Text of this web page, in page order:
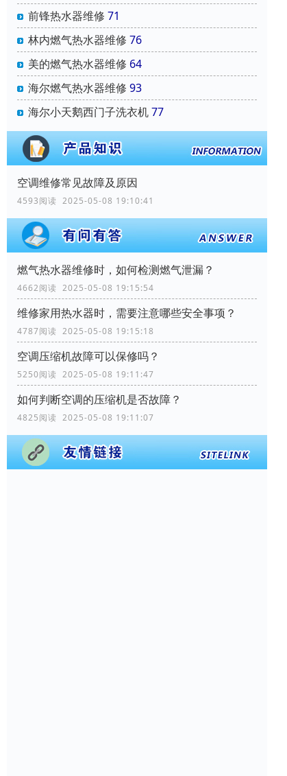
前锋热水器维修 71
林内燃气热水器维修 76
美的燃气热水器维修 64
海尔燃气热水器维修 93
海尔小天鹅西门子洗衣机77
空调维修常见故障及原因
4593阅读 2025-05-08 19:10:41
燃气热水器维修时，如何检测燃气泄漏？
4662阅读 2025-05-08 19:15:54
维修家用热水器时，需要注意哪些安全事项？
4787阅读 2025-05-08 19:15:18
空调压缩机故障可以保修吗？
5250阅读 2025-05-08 19:11:47
如何判断空调的压缩机是否故障？
4825阅读 2025-05-08 19:11:07